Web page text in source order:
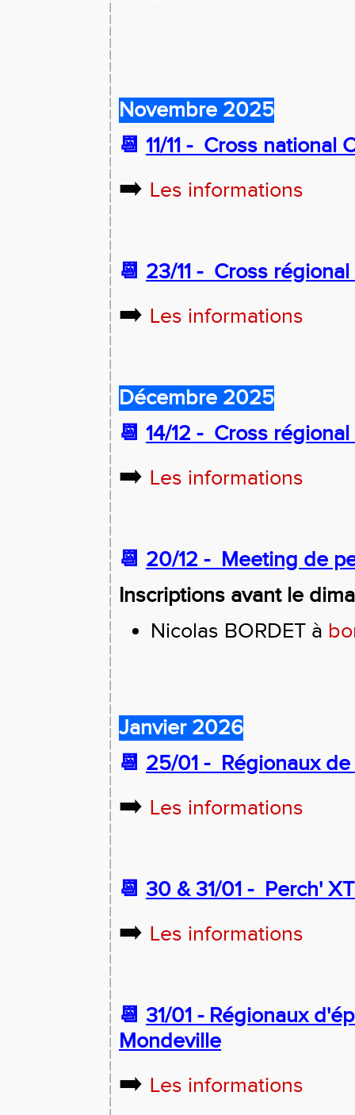
Novembre 2025
📆 11/11 - Cross national
➡️ Les informations
📆 23/11 - Cross
➡️ Les informations
Décembre 2025
📆 14/12 - Cross
➡️ Les informations
📆 20/12 - Meeting de
Inscriptions avant le
Nicolas BORDET à
Janvier 2026
📆 25/01 - Régionaux
➡️ Les informations
📆 30 & 31/01 - Perch'
➡️ Les informations
📆 31/01 - Régionaux
Mondeville
➡️ Les informations